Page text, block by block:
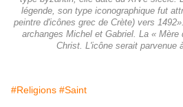
légende, son type iconographique fut
peintre d'icônes grec de Crète) vers
archanges Michel et Gabriel. La «
Christ. L'icône serait parvenue
#Religions #Saint